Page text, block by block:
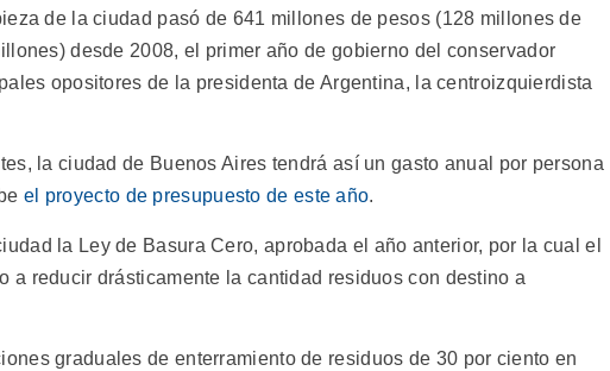
de la ciudad pasó de 641 millones de pesos (128 millones de
desde 2008, el primer año de gobierno del conservador
opositores de la presidenta de Argentina, la centroizquierdista
la ciudad de Buenos Aires tendrá así un gasto anual por persona
el proyecto de presupuesto de este año.
la Ley de Basura Cero, aprobada el año anterior, por la cual el
a reducir drásticamente la cantidad residuos con destino a
graduales de enterramiento de residuos de 30 por ciento en